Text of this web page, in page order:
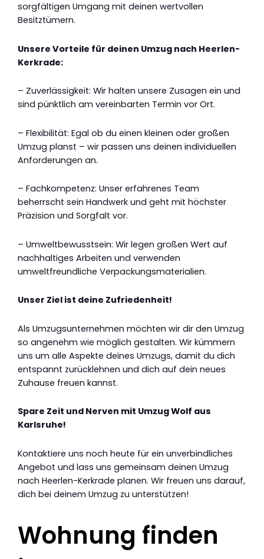
sorgfältigen Umgang mit deinen wertvollen
Besitztümern.
Unsere Vorteile für deinen Umzug nach Heerlen-
Kerkrade:
– Zuverlässigkeit: Wir halten unsere Zusagen ein und
sind pünktlich am vereinbarten Termin vor Ort.
– Flexibilität: Egal ob du einen kleinen oder großen
Umzug planst – wir passen uns deinen individuellen
Anforderungen an.
– Fachkompetenz: Unser erfahrenes Team
beherrscht sein Handwerk und geht mit höchster
Präzision und Sorgfalt vor.
– Umweltbewusstsein: Wir legen großen Wert auf
nachhaltiges Arbeiten und verwenden
umweltfreundliche Verpackungsmaterialien.
Unser Ziel ist deine Zufriedenheit!
Als Umzugsunternehmen möchten wir dir den Umzug
so angenehm wie möglich gestalten. Wir kümmern
uns um alle Aspekte deines Umzugs, damit du dich
entspannt zurücklehnen und dich auf dein neues
Zuhause freuen kannst.
Spare Zeit und Nerven mit Umzug Wolf aus
Karlsruhe!
Kontaktiere uns noch heute für ein unverbindliches
Angebot und lass uns gemeinsam deinen Umzug
nach Heerlen-Kerkrade planen. Wir freuen uns darauf,
dich bei deinem Umzug zu unterstützen!
Wohnung finden